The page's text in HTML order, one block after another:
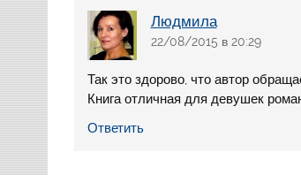
Людмила
22/08/2015 в 20:29
Так это здорово, что автор
Книга отличная для девушек
Ответить